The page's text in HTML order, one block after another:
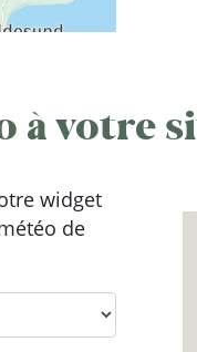
à votre
widget
de